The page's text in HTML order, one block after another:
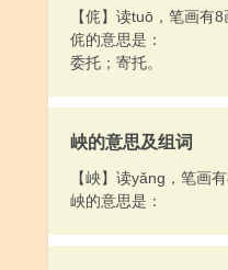
6.姓。
【侂】读tuō，笔画有
侂的意思是：
委托；寄托。
岟的意思及组词
【岟】读yǎng，笔画
岟的意思是：